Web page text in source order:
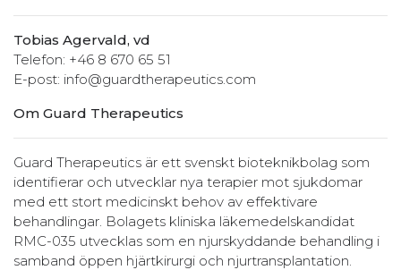
Tobias Agervald, vd
Telefon: +46 8 670 65 51
E-post: info@guardtherapeutics.com
Om Guard Therapeutics
Guard Therapeutics är ett svenskt bioteknikbolag som
identifierar och utvecklar nya terapier mot sjukdomar
med ett stort medicinskt behov av effektivare
behandlingar. Bolagets kliniska läkemedelskandidat
RMC-035 utvecklas som en njurskyddande behandling i
samband öppen hjärtkirurgi och njurtransplantation.